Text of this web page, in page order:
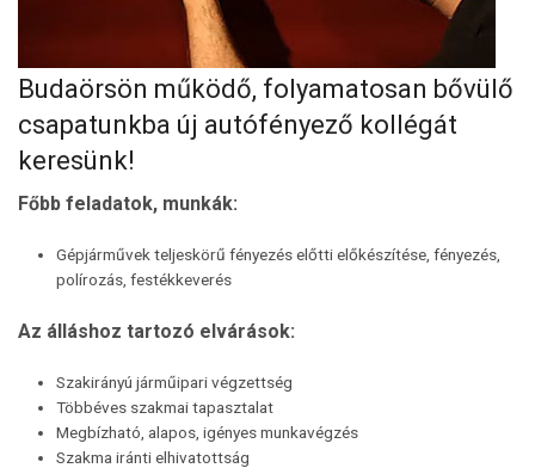
Budaörsön működő, folyamatosan bővülő
csapatunkba új autófényező kollégát
keresünk!
Főbb feladatok, munkák:
Gépjárművek teljeskörű fényezés előtti előkészítése, fényezés,
polírozás, festékkeverés
Az álláshoz tartozó elvárások:
Szakirányú járműipari végzettség
Többéves szakmai tapasztalat
Megbízható, alapos, igényes munkavégzés
Szakma iránti elhivatottság